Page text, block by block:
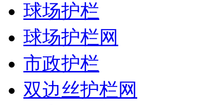
球场护栏
球场护栏网
市政护栏
双边丝护栏网